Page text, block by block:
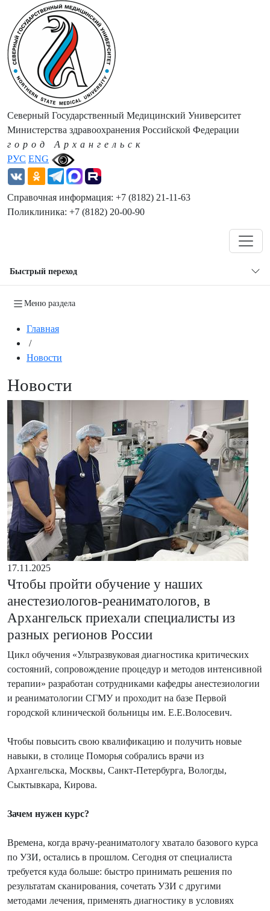
РУС ENG
Северный Государственный Медицинский Университет
Министерства здравоохранения Российской Федерации
город Архангельск
Справочная информация: +7 (8182) 21-11-63
Поликлиника: +7 (8182) 20-00-90
Быстрый переход
Меню раздела
Главная
/
Новости
Новости
17.11.2025
Чтобы пройти обучение у наших
анестезиологов-реаниматологов, в
Архангельск приехали специалисты из
разных регионов России
Цикл обучения «Ультразвуковая диагностика критических
состояний, сопровождение процедур и методов интенсивной
терапии» разработан сотрудниками кафедры анестезиологии
и реаниматологии СГМУ и проходит на базе Первой
городской клинической больницы им. Е.Е.Волосевич.
Чтобы повысить свою квалификацию и получить новые
навыки, в столице Поморья собрались врачи из
Архангельска, Москвы, Санкт-Петербурга, Вологды,
Сыктывкара, Кирова.
Зачем нужен курс?
Времена, когда врачу‑реаниматологу хватало базового курса
по УЗИ, остались в прошлом. Сегодня от специалиста
требуется куда больше: быстро принимать решения по
результатам сканирования, сочетать УЗИ с другими
методами лечения, применять диагностику в условиях